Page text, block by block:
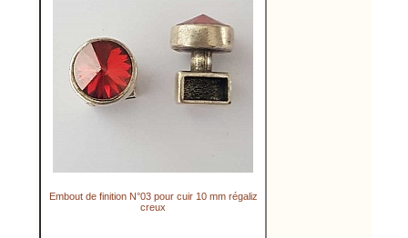
Embout de finition N°03 pour cuir 10 mm régaliz
creux